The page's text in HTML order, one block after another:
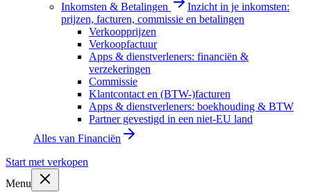
Inkomsten & Betalingen
Inzicht in je inkomsten:
prijzen, facturen, commissie en betalingen
Verkoopprijzen
Verkoopfactuur
Apps & dienstverleners: financiën &
verzekeringen
Commissie
Klantcontact en (BTW-)facturen
Apps & dienstverleners: boekhouding & BTW
Partner gevestigd in een niet-EU land
Alles van Financiën
Start met verkopen
Menu